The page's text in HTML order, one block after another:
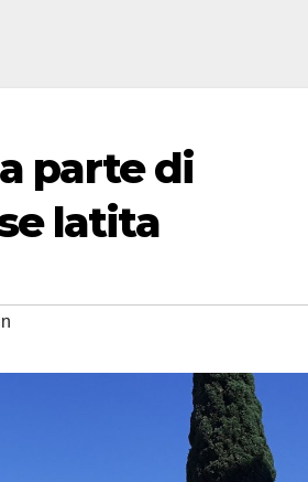
parte di
latita